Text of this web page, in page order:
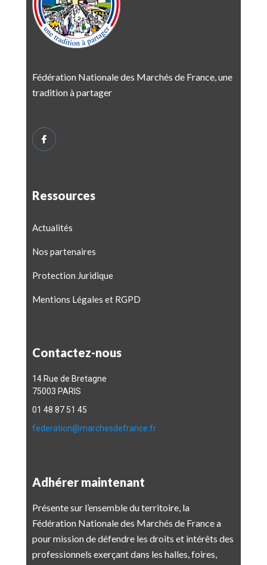
Fédération Nationale des Marchés de France, une
tradition à partager
Ressources
Actualités
Nos partenaires
Protection Juridique
Mentions Légales et RGPD
Contactez-nous
14 Rue de Bretagne
75003 PARIS
01 48 87 51 45
federation@marchesdefrance.fr
Adhérer maintenant
Présente sur l’ensemble du territoire, la
Fédération Nationale des Marchés de France a
pour mission de défendre les droits et intérêts des
professionnels exerçant dans les halles, foires,